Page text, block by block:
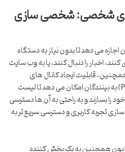
های شخصی: شخصی سازی
اجازه می دهد تا بدون نیاز به دستگاه
اخبار را دنبال کنند، یا به وب سایت
قابلیت ایجاد کانال های
شخصی (Personal Channels) به بینندگان امکان می دهد تا لیست
را بسازند و به راحتی به آن ها دسترسی
تجربه کاربری و دسترسی سریع تر به